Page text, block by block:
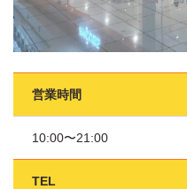
営業時間
10:00〜21:00
TEL